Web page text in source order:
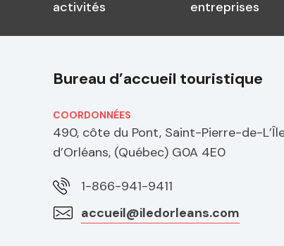
activités
entreprises
Bureau d’accueil touristique
COORDONNÉES
490, côte du Pont, Saint-Pierre-de-
d’Orléans, (Québec) G0A 4E0
1-866-941-9411
accueil@iledorleans.com